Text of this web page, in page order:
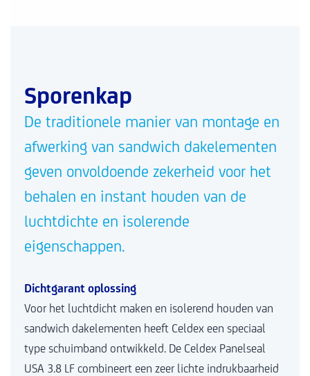
Sporenkap
De traditionele manier van montage en
afwerking van sandwich dakelementen
geven onvoldoende zekerheid voor het
behalen en instant houden van de
luchtdichte en isolerende
eigenschappen.
Dichtgarant oplossing
Voor het luchtdicht maken en isolerend houden van
sandwich dakelementen heeft Celdex een speciaal
type schuimband ontwikkeld. De Celdex Panelseal
USA 3.8 LF combineert een zeer lichte indrukbaarheid